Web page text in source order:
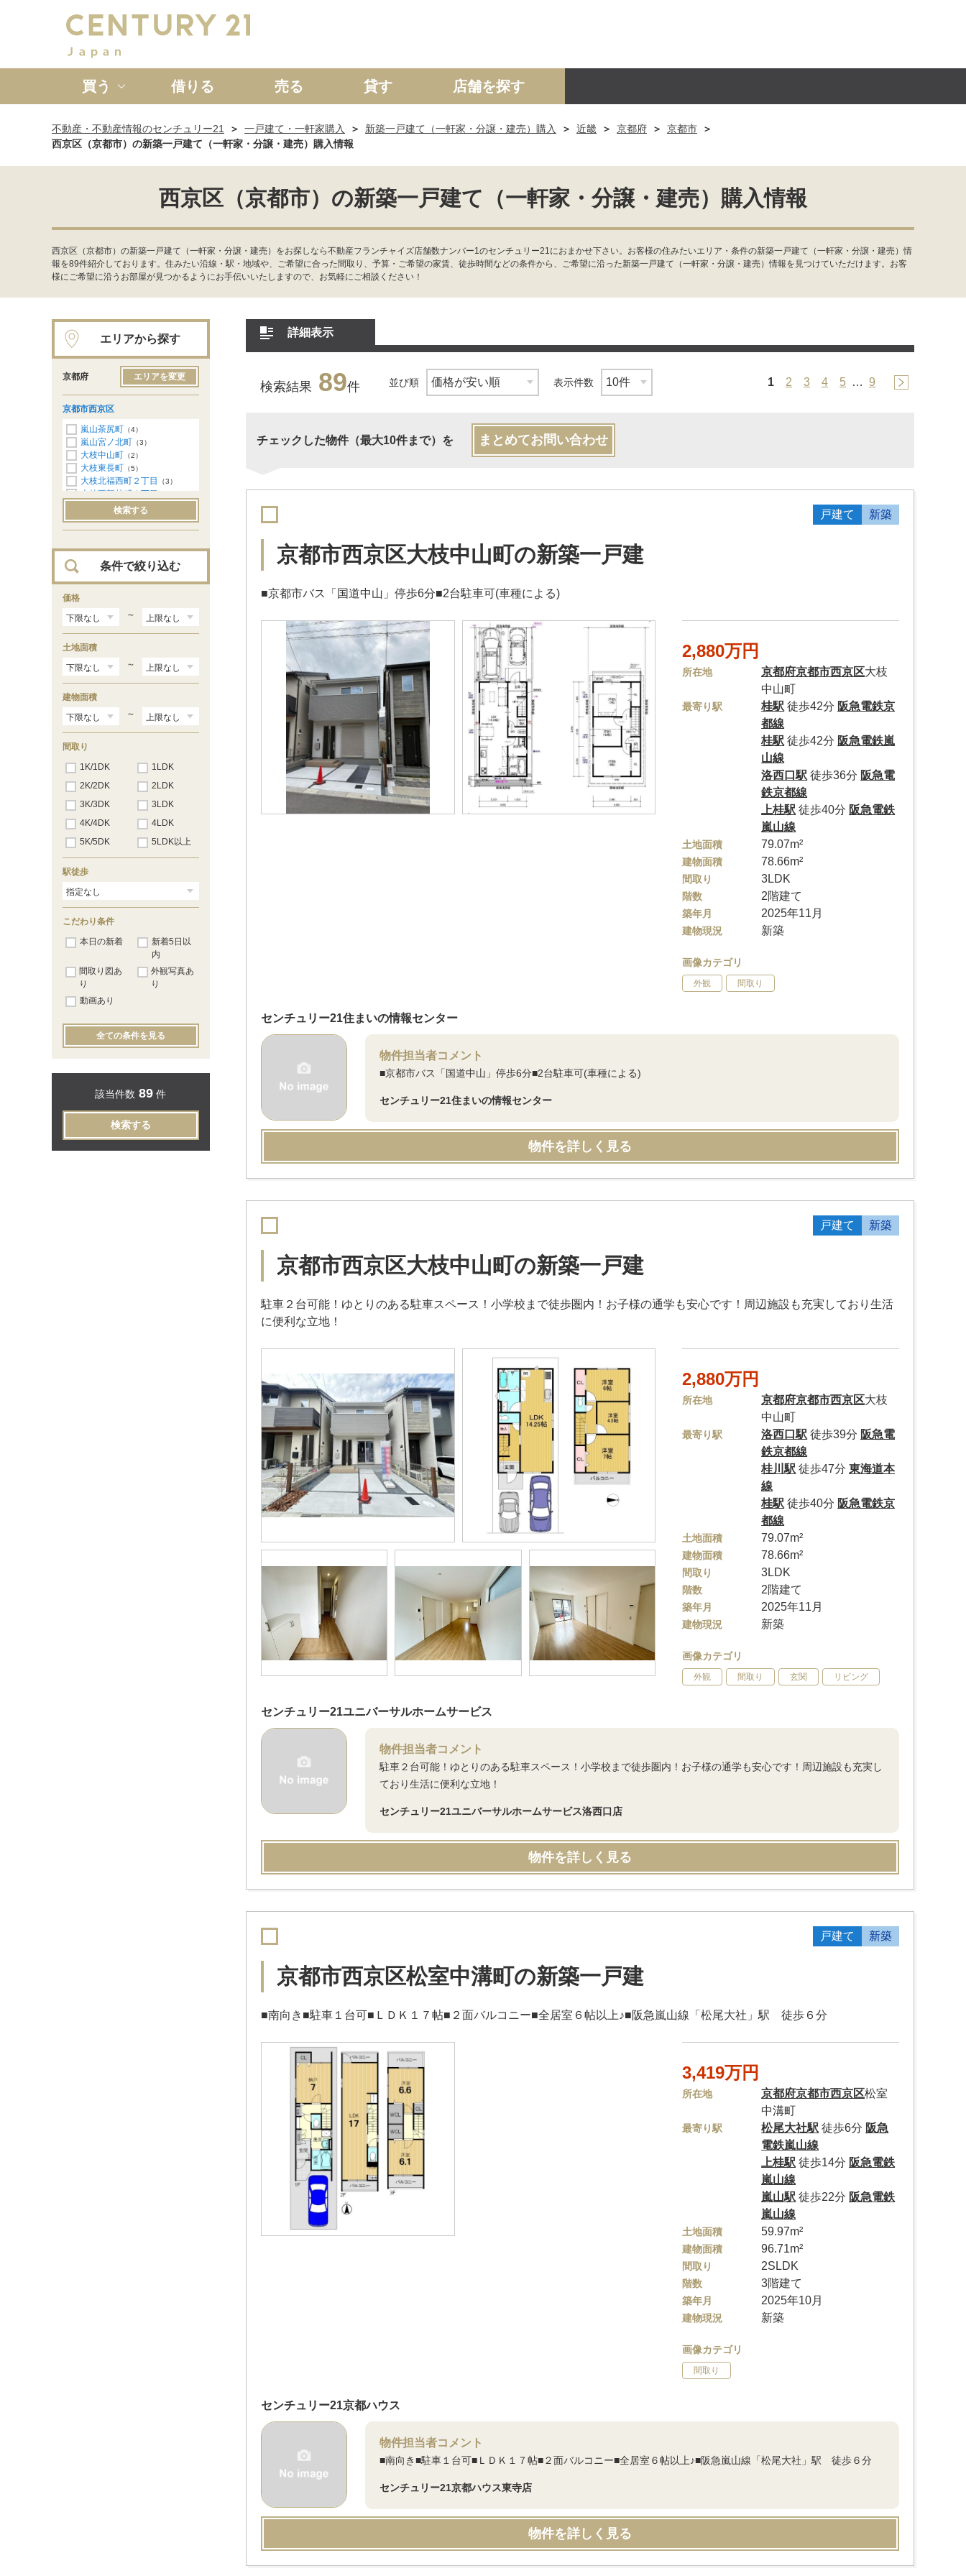
買う
新築一戸建て 中古一戸建て マンション 土地 事業投資用
借りる 売る 貸す 店舗を探す
不動産・不動産情報のセンチュリー21 一戸建て・一軒家購入 新築一戸建て（一軒家・分譲・建売）購入 近畿 京都府
京都市
西京区（京都市）の新築一戸建て（一軒家・分譲・建売）購入情報
西京区（京都市）の新築一戸建て（一軒家・分譲・建売）購入情報
西京区（京都市）の新築一戸建て（一軒家・分譲・建売）をお探しなら不動産フランチャイズ店舗数ナンバー1のセンチュリー21におまかせ下さい。お客様の住みたいエリア・条件の新築一戸建て（一軒家・分譲・建売）情
報を89件紹介しております。住みたい沿線・駅・地域や、ご希望に合った間取り、予算・ご希望の家賃、徒歩時間などの条件から、ご希望に沿った新築一戸建て（一軒家・分譲・建売）情報を見つけていただけます。お客
様にご希望に沿うお部屋が見つかるようにお手伝いいたしますので、お気軽にご相談ください！
詳細表示
検索結果 89件 並び順 表示件数 1 2 3 4 5 … 9
チェックした物件（最大10件まで）を まとめてお問い合わせ
戸建て 新築
京都市西京区大枝中山町の新築一戸建
■京都市バス「国道中山」停歩6分■2台駐車可(車種による)
2,880万円
所在地 京都府京都市西京区大枝
中山町
最寄り駅 桂駅 徒歩42分 阪急電鉄京
都線
桂駅 徒歩42分 阪急電鉄嵐
山線
洛西口駅 徒歩36分 阪急電
鉄京都線
上桂駅 徒歩40分 阪急電鉄
嵐山線
土地面積 79.07m²
建物面積 78.66m²
間取り 3LDK
階数 2階建て
築年月 2025年11月
建物現況 新築
画像カテゴリ
外観 間取り
センチュリー21住まいの情報センター
物件担当者コメント
■京都市バス「国道中山」停歩6分■2台駐車可(車種による)
センチュリー21住まいの情報センター
物件を詳しく見る
戸建て 新築
京都市西京区大枝中山町の新築一戸建
駐車２台可能！ゆとりのある駐車スペース！小学校まで徒歩圏内！お子様の通学も安心です！周辺施設も充実しており生活
に便利な立地！
2,880万円
所在地 京都府京都市西京区大枝
中山町
最寄り駅 洛西口駅 徒歩39分 阪急電
鉄京都線
桂川駅 徒歩47分東海道本
線
桂駅 徒歩40分 阪急電鉄京
都線
土地面積 79.07m²
建物面積 78.66m²
間取り 3LDK
階数 2階建て
築年月 2025年11月
建物現況 新築
画像カテゴリ
外観 間取り 玄関 リビング
センチュリー21ユニバーサルホームサービス
物件担当者コメント
駐車２台可能！ゆとりのある駐車スペース！小学校まで徒歩圏内！お子様の通学も安心です！周辺施設も充実し
ており生活に便利な立地！
センチュリー21ユニバーサルホームサービス洛西口店
物件を詳しく見る
戸建て 新築
京都市西京区松室中溝町の新築一戸建
■南向き■駐車１台可■ＬＤＫ１７帖■２面バルコニー■全居室６帖以上♪■阪急嵐山線「松尾大社」駅 徒歩６分
3,419万円
所在地 京都府京都市西京区松室
中溝町
最寄り駅 松尾大社駅 徒歩6分 阪急
電鉄嵐山線
上桂駅 徒歩14分 阪急電鉄
嵐山線
嵐山駅 徒歩22分 阪急電鉄
嵐山線
土地面積 59.97m²
建物面積 96.71m²
間取り 2SLDK
階数 3階建て
築年月 2025年10月
建物現況 新築
画像カテゴリ
間取り
センチュリー21京都ハウス
物件担当者コメント
■南向き■駐車１台可■ＬＤＫ１７帖■２面バルコニー■全居室６帖以上♪■阪急嵐山線「松尾大社」駅 徒歩６分
センチュリー21京都ハウス東寺店
物件を詳しく見る
エリアから探す
京都府 エリアを変更
京都市西京区
嵐山茶尻町 （4）
嵐山宮ノ北町 （3）
大枝中山町 （2）
大枝東長町 （5）
大枝北福西町２丁目 （3）
大枝西新林町３丁目
大枝西新林町６丁目
大原野上里男鹿町（8）
大原野上里紅葉町（2）
大原野西竹の里町１丁目
樫原下ノ町 （4）
桂池尻町（1）
桂木ノ下町
桂野里町
桂坤町（5）
上桂西居町
上桂前川町 （2）
上桂前田町
川島権田町
川島三重町 （7）
御陵荒木町
下津林楠町
下津林前泓町 （2）
松室中溝町 （2）
山田車塚町
山田猫塚町 （2）
大枝北沓掛町３丁目
牛ケ瀬新田泓町 （1）
牛ケ瀬堂田町（1）
検索する
条件で絞り込む
価格
～
土地面積
～
建物面積
～
間取り
1K/1DK
1LDK
2K/2DK
2LDK
3K/3DK
3LDK
4K/4DK
4LDK
5K/5DK
5LDK以上
駅徒歩
こだわり条件
本日の新着
新着5日以
内
間取り図あ
り
外観写真あ
り
動画あり
全ての条件を見る
該当件数 89 件
検索する